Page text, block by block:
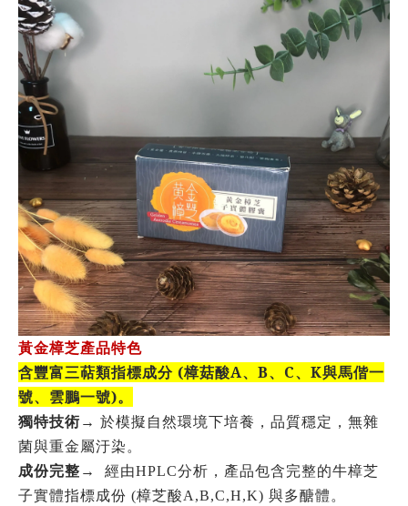
黃金樟芝產品特色
含豐富三萜類指標成分 (樟菇酸A、 B、 C、 K與馬偕一
號、雲鵬一號)。
獨特技術→ 於模擬自然環境下培養，品質穩定，無雜
菌與重金屬汙染。
成份完整→
經由HPLC分析 ， 產品包含完整的牛樟芝
子實體指標成份 (樟芝酸A,B,C,H,K) 與多醣體。